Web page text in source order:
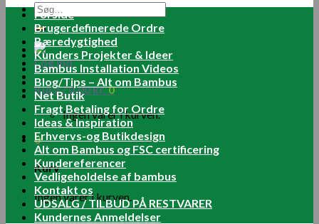
Søg
efter:
Log ind
Kurv /0.00kr.0
Ingen varer i kurven.
0
Kurv
Ingen varer i kurven.
Forside
Brugerdefinerede Ordre
Bæredygtighed
Kunders Projekter & Ideer
Bambus Installation Videos
Blog/Tips – Alt om Bambus
Net Butik
Fragt Betaling for Ordre
Ideas & Inspiration
Erhvervs-og Butikdesign
Alt om Bambus og FSC certificering
Kundereferencer
Vedligeholdelse af bambus
Kontakt os
UDSALG / TILBUD PÅ RESTVARER
Kundernes Anmeldelser